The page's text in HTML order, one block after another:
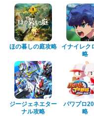
ほの暮しの庭攻略
イナイレク
略
ジージェネエター
ナル攻略
パワプロ
略